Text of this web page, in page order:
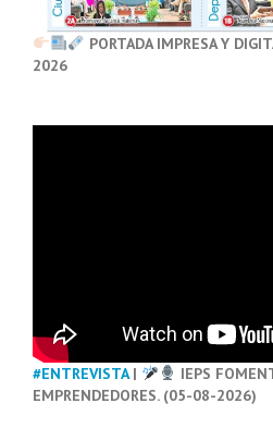
PORTADA IMPRESA Y
2026
#ENTREVISTA|
IEPS
EMPRENDEDORES. (05-08-2026)